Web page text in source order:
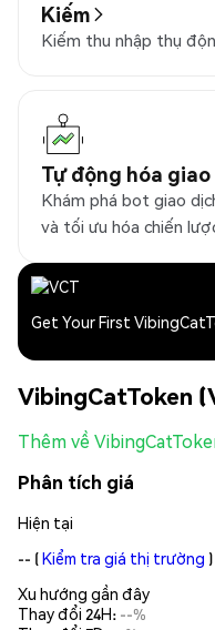
Kiếm
Kiếm thu nhập thụ
Tự động hóa giao
Khám phá bot giao
và tối ưu hóa chiến
Get Your First
VibingCatToken
Thêm về
Phân tích giá
Hiện tại
-- (Kiểm tra giá thị trường )
Xu hướng gần đây
Thay đổi 24H: --%